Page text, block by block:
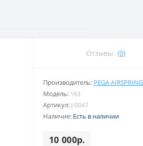
Отзывы: (0)
Производитель: PEGA
Модель: 163
Артикул: J-0047
Наличие: Есть в наличии
10 000р.